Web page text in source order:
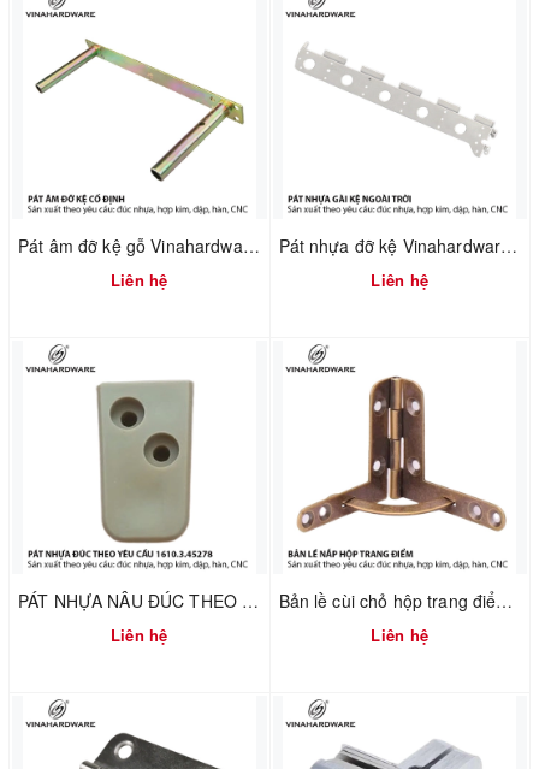
Pát âm đỡ kệ gỗ Vinahardware mã 1608.1.00017
Liên hệ
Pát nhựa đỡ kệ Vinahardware mã 1610.4.01240
Liên hệ
PÁT NHỰA NÂU ĐÚC THEO YÊU CẦU – VINAHARDWARE – 1610.3.45278
Liên hệ
Bản lề cùi chỏ hộp trang điểm Vinahardware 7100.4.01118
Liên hệ